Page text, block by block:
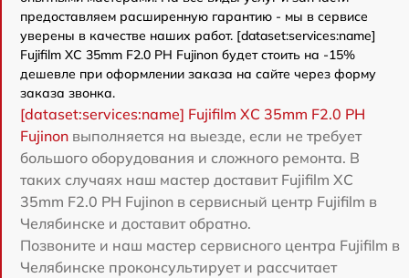
предоставляем расширенную гарантию - мы в сервисе
уверены в качестве наших работ. [dataset:services:name]
Fujifilm XC 35mm F2.0 PH Fujinon будет стоить на -15%
дешевле при оформлении заказа на сайте через форму
заказа звонка.
[dataset:services:name] Fujifilm XC 35mm F2.0 PH
Fujinon выполняется на выезде, если не требует
большого оборудования и сложного ремонта. В
таких случаях наш мастер доставит Fujifilm XC
35mm F2.0 PH Fujinon в сервисный центр Fujifilm в
Челябинске и доставит обратно.
Позвоните и наш мастер сервисного центра Fujifilm в
Челябинске проконсультирует и рассчитает